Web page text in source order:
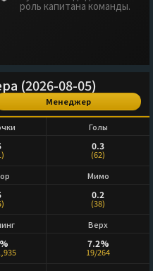
роль капитана команды.
(2026-08-05)
Менеджер
Голы
0.3
(62)
Мимо
0.2
(38)
Верх
7.2%
19/264